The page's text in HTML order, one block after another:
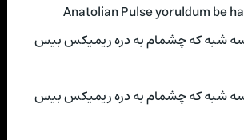
سه شبه که چشمام به دره ریمیکس بیس
سه شبه که چشمام به دره ریمیکس بیس